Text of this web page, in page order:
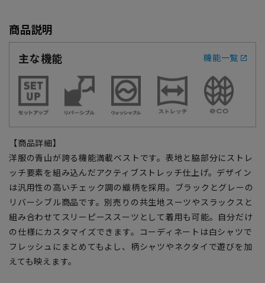
商品説明
主な機能
機能一覧
【商品詳細】
洋服の青山が誇る機能満載ベストです。表地と脇部分にストレ
ッチ要素を組み込んだアクティブストレッチ仕上げ。デザイン
は汎用性の高いチェック調の織柄を採用。ブラックとグレーの
リバーシブル商品です。別売りの共生地スーツやスラックスと
組み合わせてスリーピーススーツとして着用も可能。自分だけ
の仕様にカスタマイズできます。コーディネートは白シャツで
フレッシュにまとめてもよし、柄シャツやネクタイで遊びを加
えても映えます。